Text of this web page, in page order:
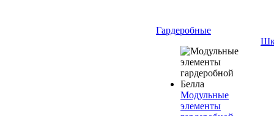
Гардеробные
Модульные
элементы